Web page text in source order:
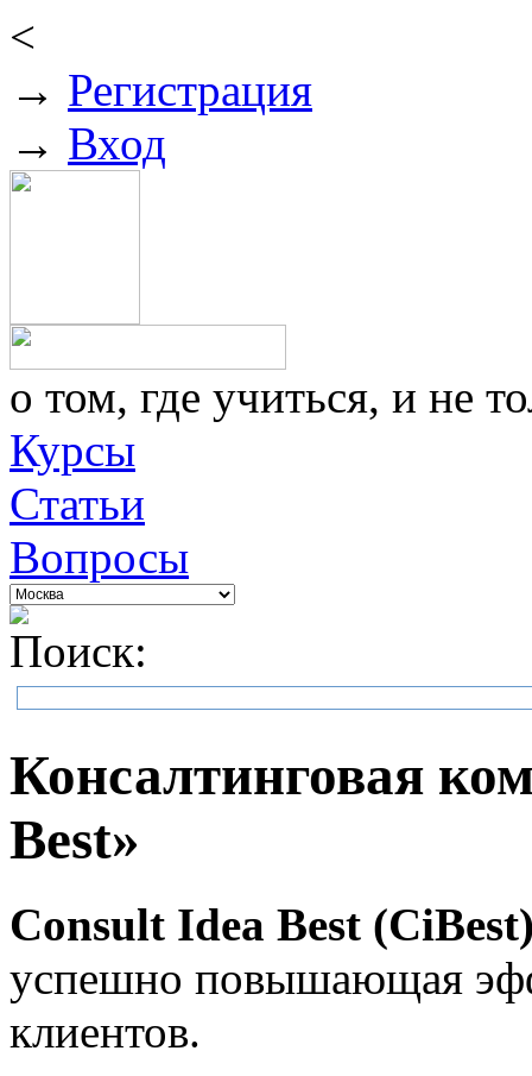
<
→ Регистрация
→ Вход
о том, где учиться, и не
Курсы
Статьи
Вопросы
Поиск:
Консалтинговая
Best»
Consult Idea Best
успешно повышающая
клиентов.